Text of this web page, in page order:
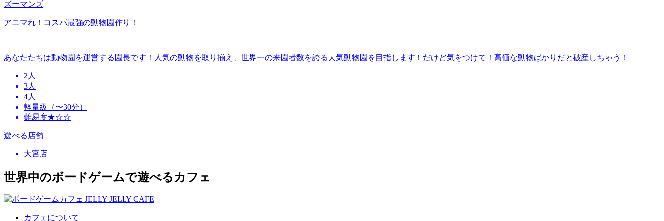
ズーマンズ
アニマれ！コスパ最強の動物園作り！
あなたたちは動物園を運営する園長です！人気の動物を取り揃え、世界一の来園者数を誇る人気動物園を目指します！だけど気をつけて！高価な動物ばかりだと破産しちゃう！
2人
3人
4人
軽量級（〜30分）
難易度★☆☆
遊べる店舗
大宮店
世界中のボードゲームで遊べるカフェ
カフェについて